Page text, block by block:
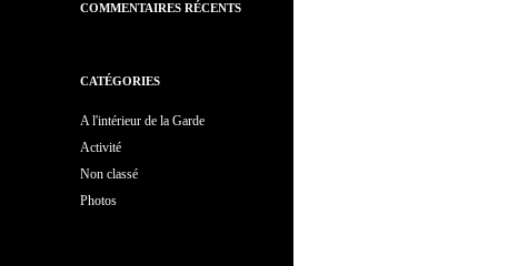
COMMENTAIRES RÉCENTS
CATÉGORIES
A l'intérieur de la Garde
Activité
Non classé
Photos